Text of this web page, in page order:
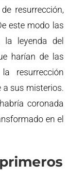
resurrección,
este modo las
la leyenda del
harían de las
resurrección
a sus misterios.
habría coronada
en el